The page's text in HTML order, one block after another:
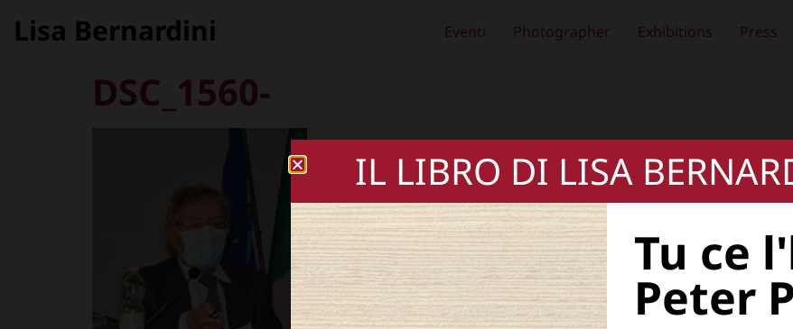
Lisa Bernardini Eventi Photographer Exhibitions Press
DSC_1560-
IL LIBRO DI LISA
Tu ce
Peter